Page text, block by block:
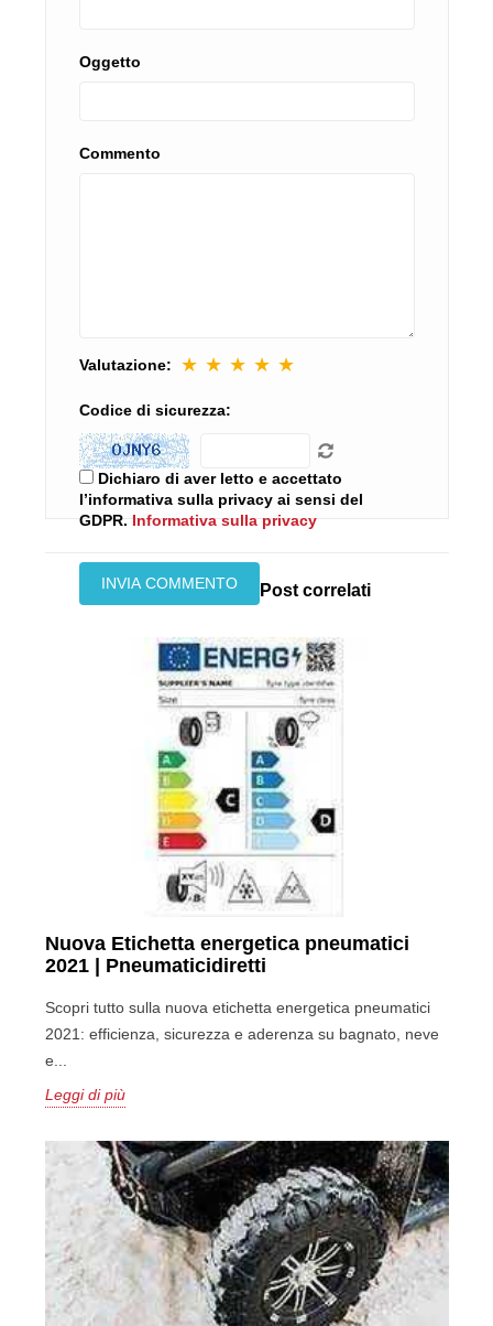
Oggetto
Commento
Valutazione: ★ ★ ★ ★ ★
Codice di sicurezza:
Dichiaro di aver letto e accettato
l’informativa sulla privacy ai sensi del
GDPR. Informativa sulla privacy
Post correlati
Nuova Etichetta energetica pneumatici
2021 | Pneumaticidiretti
Scopri tutto sulla nuova etichetta energetica pneumatici
2021: efficienza, sicurezza e aderenza su bagnato, neve
e...
Leggi di più